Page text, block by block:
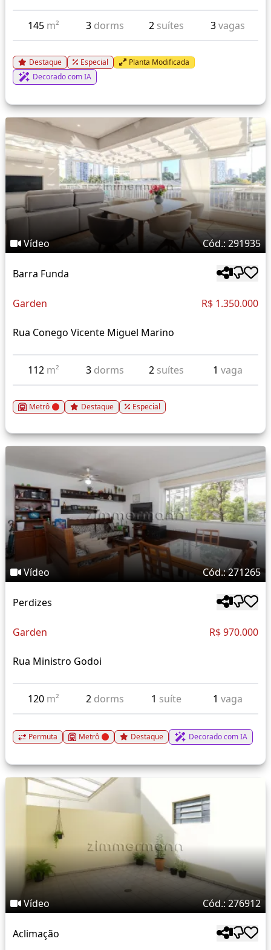
145 m² 3 dorms 2 suítes 3vagas
Destaque Especial
Planta Modificada
Decorado com IA
Vídeo Cód.: 291935
Barra Funda
Garden R$ 1.350.000
Rua Conego Vicente Miguel Marino
112 m² 3 dorms 2 suítes 1 vaga
Metrô Destaque Especial
Vídeo Cód.: 271265
Perdizes
Garden R$ 970.000
Rua Ministro Godoi
120 m² 2 dorms 1 suíte 1 vaga
Permuta Metrô Destaque Decorado com IA
Vídeo Cód.: 276912
Aclimação